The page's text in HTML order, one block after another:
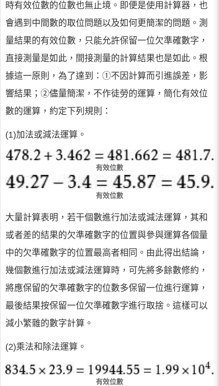
時有效位數的位數也無止境。即便是使用計算器，也
會遇到中間數的取位問題以及如何更簡潔的問題。測
量結果的有效位數，只能允許保留一位欠準確數字，
直接測量是如此，間接測量的計算結果也是如此。根
據這一原則，為了達到：①不因計算而引進誤差，影
響結果；②儘量簡潔，不作徒勞的運算，簡化有效位
數的運算，約定下列規則：
(1)加法或減法運算。
有效位數
有效位數
大量計算表明，若干個數進行加法或減法運算，其和
或者差的結果的欠準確數字的位置與參與運算各個量
中的欠準確數字的位置最高者相同。由此得出結論，
幾個數進行加法或減法運算時，可先將多餘數修約，
將應保留的欠準確數字的位數多保留一位進行運算，
最後結果按保留一位欠準確數字進行取捨。這樣可以
減小繁雜的數字計算。
(2)乘法和除法運算。
有效位數